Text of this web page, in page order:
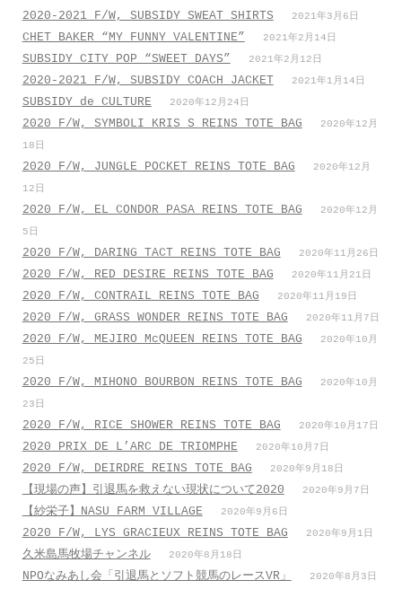
2020-2021 F/W, SUBSIDY SWEAT SHIRTS 2021年3月6日
CHET BAKER “MY FUNNY VALENTINE” 2021年2月14日
SUBSIDY CITY POP “SWEET DAYS” 2021年2月12日
2020-2021 F/W, SUBSIDY COACH JACKET 2021年1月14日
SUBSIDY de CULTURE 2020年12月24日
2020 F/W, SYMBOLI KRIS S REINS TOTE BAG
2020年12月
18日
2020 F/W, JUNGLE POCKET REINS TOTE BAG
2020年12月
12日
2020 F/W, EL CONDOR PASA REINS TOTE BAG
2020年12月
5日
2020 F/W, DARING TACT REINS TOTE BAG 2020年11月26日
2020 F/W, RED DESIRE REINS TOTE BAG 2020年11月21日
2020 F/W, CONTRAIL REINS TOTE BAG 2020年11月19日
2020 F/W, GRASS WONDER REINS TOTE BAG 2020年11月7日
2020 F/W, MEJIRO McQUEEN REINS TOTE BAG
2020年10月
25日
2020 F/W, MIHONO BOURBON REINS TOTE BAG
2020年10月
23日
2020 F/W, RICE SHOWER REINS TOTE BAG 2020年10月17日
2020 PRIX DE L’ARC DE TRIOMPHE 2020年10月7日
2020 F/W, DEIRDRE REINS TOTE BAG 2020年9月18日
【現場の声】引退馬を救えない現状について2020 2020年9月7日
【紗栄子】NASU FARM VILLAGE 2020年9月6日
2020 F/W, LYS GRACIEUX REINS TOTE BAG 2020年9月1日
久米島馬牧場チャンネル 2020年8月18日
NPOなみあし会「引退馬とソフト競馬のレースVR」 2020年8月3日